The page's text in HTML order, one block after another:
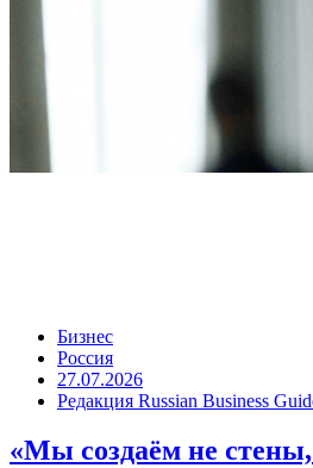
Бизнес
Россия
27.07.2026
Редакция Russian Business
«Мы создаём не стены,